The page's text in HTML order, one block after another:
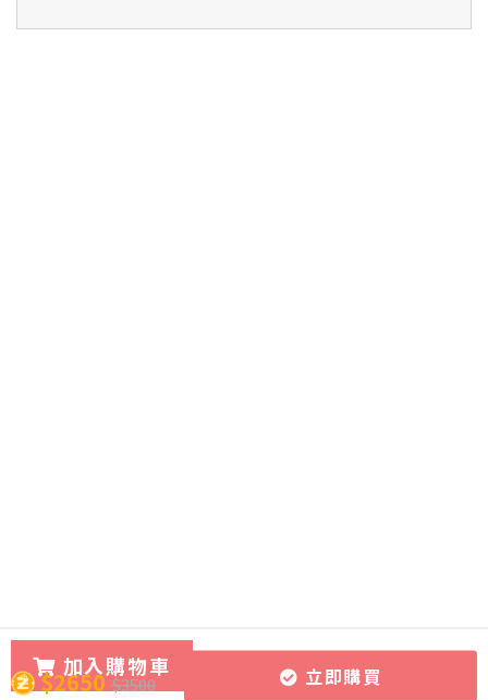
$2650$3500
加入購物車 立即購買